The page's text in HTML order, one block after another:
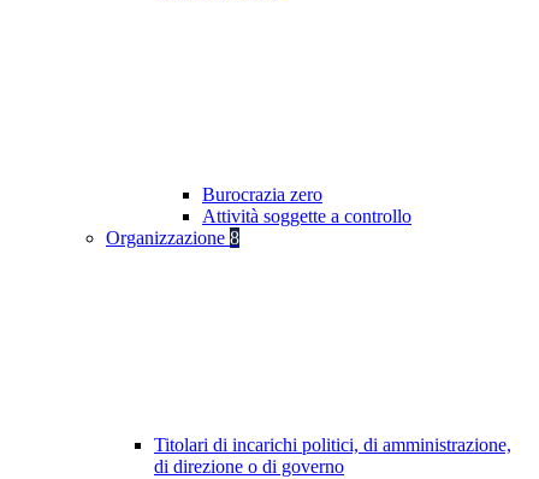
Burocrazia zero
Attività soggette a controllo
Organizzazione 8
Titolari di incarichi politici, di amministrazione,
di direzione o di governo